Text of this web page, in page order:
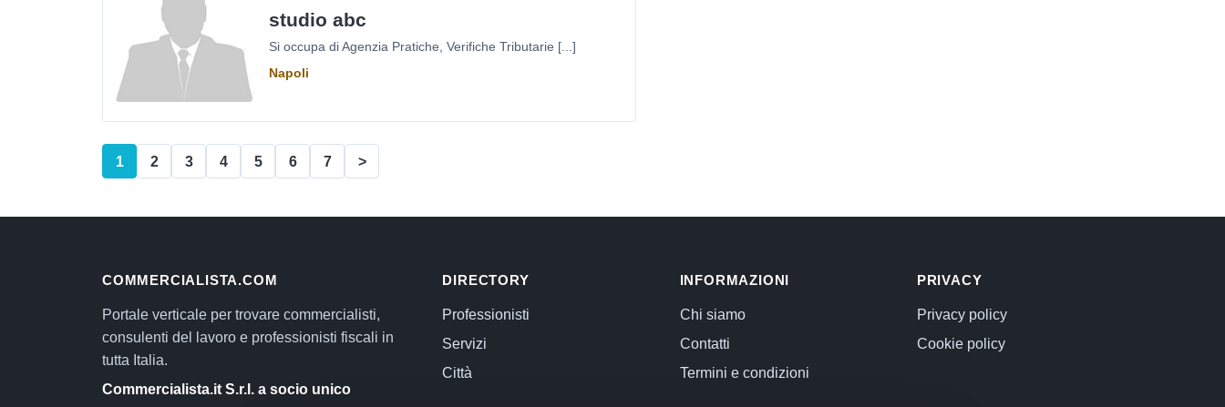
studio abc
Si occupa di Agenzia Pratiche, Verifiche Tributarie [...]
Napoli
1 2 3 4 5 6 7 >
COMMERCIALISTA.COM
Portale verticale per trovare commercialisti,
consulenti del lavoro e professionisti fiscali in
tutta Italia.
Commercialista.it S.r.l. a socio unico
DIRECTORY
Professionisti
Servizi
Città
INFORMAZIONI
Chi siamo
Contatti
Termini e condizioni
PRIVACY
Privacy policy
Cookie policy